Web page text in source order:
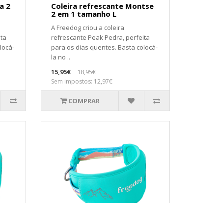
2
Coleira refrescante Montse
2 em 1 tamanho L
A Freedog criou a coleira
refrescante Peak Pedra, perfeita
para os dias quentes. Basta colocá-
la no ..
15,95€
18,95€
Sem impostos: 12,97€
COMPRAR